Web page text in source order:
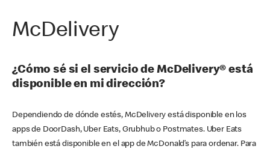
McDelivery
¿Cómo sé si el servicio de McDelivery® está
disponible en mi dirección?
Dependiendo de dónde estés, McDelivery está disponible en los
apps de DoorDash, Uber Eats, Grubhub o Postmates. Uber Eats
también está disponible en el app de McDonald’s para ordenar. Para